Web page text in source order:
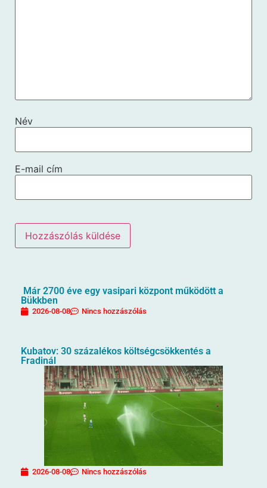
Név
E-mail cím
Már 2700 éve egy vasipari központ működött a
Bükkben
2026-08-08 Nincs hozzászólás
Kubatov: 30 százalékos költségcsökkentés a
Fradinál
2026-08-08 Nincs hozzászólás